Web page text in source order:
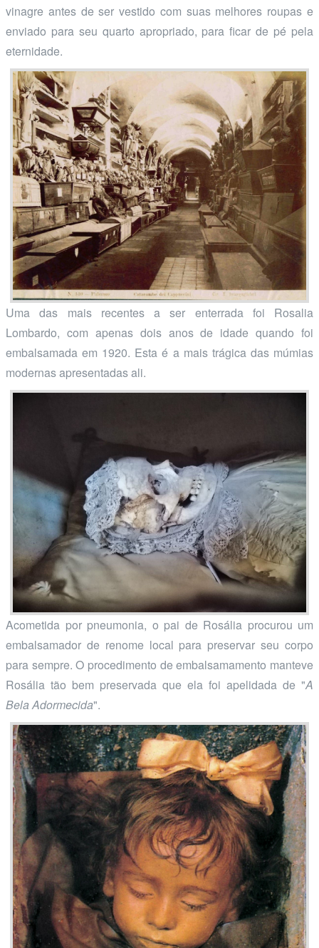
vinagre antes de ser vestido com suas melhores roupas e
enviado para seu quarto apropriado, para ficar de pé pela
eternidade.
Uma das mais recentes a ser enterrada foi Rosalia
Lombardo, com apenas dois anos de idade quando foi
embalsamada em 1920. Esta é a mais trágica das múmias
modernas apresentadas ali.
Acometida por pneumonia, o pai de Rosália procurou um
embalsamador de renome local para preservar seu corpo
para sempre. O procedimento de embalsamamento manteve
Rosália tão bem preservada que ela foi apelidada de "A
Bela Adormecida".